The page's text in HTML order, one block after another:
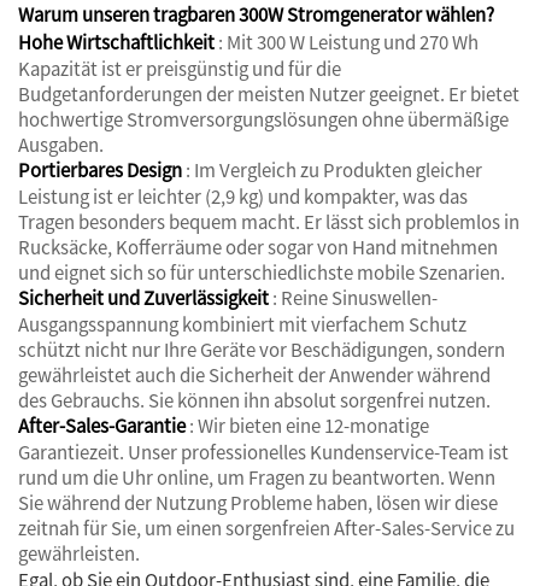
Warum unseren tragbaren 300W Stromgenerator wählen?
Hohe Wirtschaftlichkeit: Mit 300 W Leistung und 270 Wh
Kapazität ist er preisgünstig und für die
Budgetanforderungen der meisten Nutzer geeignet. Er bietet
hochwertige Stromversorgungslösungen ohne übermäßige
Ausgaben.
Portierbares Design: Im Vergleich zu Produkten gleicher
Leistung ist er leichter (2,9 kg) und kompakter, was das
Tragen besonders bequem macht. Er lässt sich problemlos in
Rucksäcke, Kofferräume oder sogar von Hand mitnehmen
und eignet sich so für unterschiedlichste mobile Szenarien.
Sicherheit und Zuverlässigkeit: Reine Sinuswellen-
Ausgangsspannung kombiniert mit vierfachem Schutz
schützt nicht nur Ihre Geräte vor Beschädigungen, sondern
gewährleistet auch die Sicherheit der Anwender während
des Gebrauchs. Sie können ihn absolut sorgenfrei nutzen.
After-Sales-Garantie: Wir bieten eine 12-monatige
Garantiezeit. Unser professionelles Kundenservice-Team ist
rund um die Uhr online, um Fragen zu beantworten. Wenn
Sie während der Nutzung Probleme haben, lösen wir diese
zeitnah für Sie, um einen sorgenfreien After-Sales-Service zu
gewährleisten.
Egal, ob Sie ein Outdoor-Enthusiast sind, eine Familie, die